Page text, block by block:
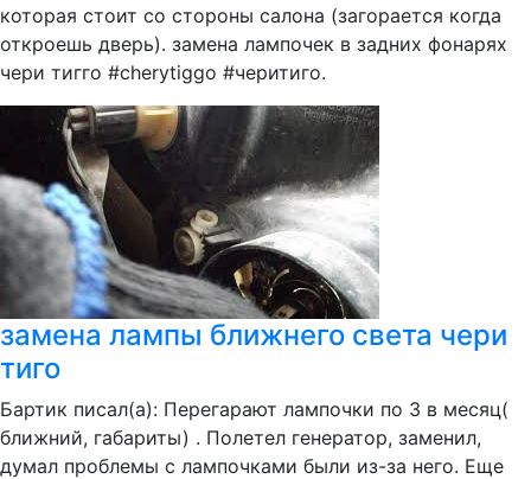
которая стоит со стороны салона (загорается когда
откроешь дверь). замена лампочек в задних фонарях
чери тигго #cherytiggo #черитиго.
замена лампы ближнего света чери
тиго
Бартик писал(а): Перегарают лампочки по 3 в месяц(
ближний, габариты) . Полетел генератор, заменил,
думал проблемы с лампочками были из-за него. Еще